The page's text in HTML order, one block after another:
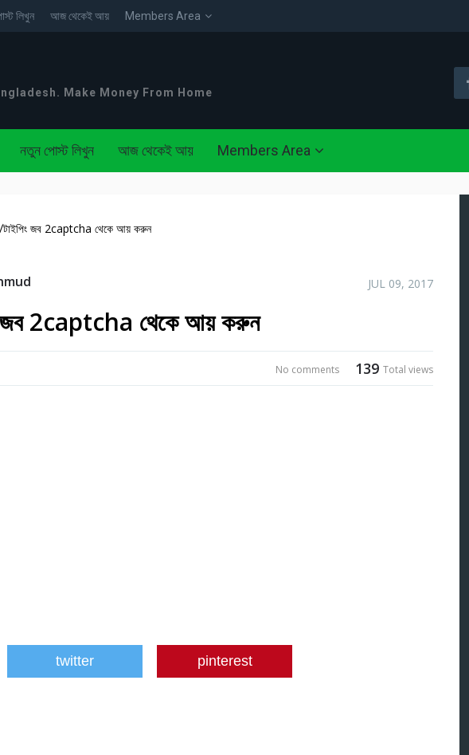
লিখুন আজ থেকেই আয় Members Area
Make Money From Home
নতুন পোস্ট লিখুন আজ থেকেই আয় Members Area
/টাইপিং জব 2captcha থেকে আয় করুন
JUL 09, 2017
জব 2captcha থেকে আয় করুন
139 Total views
No comments
twitter pinterest